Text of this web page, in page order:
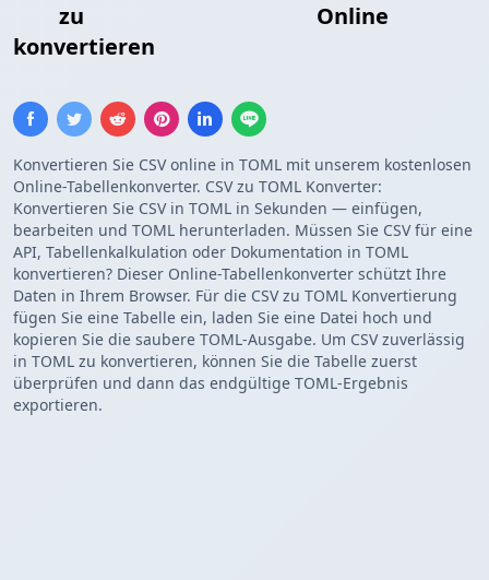
zu
Online
konvertieren
Konvertieren Sie CSV online in TOML mit unserem kostenlosen
Online-Tabellenkonverter. CSV zu TOML Konverter:
Konvertieren Sie CSV in TOML in Sekunden — einfügen,
bearbeiten und TOML herunterladen. Müssen Sie CSV für eine
API, Tabellenkalkulation oder Dokumentation in TOML
konvertieren? Dieser Online-Tabellenkonverter schützt Ihre
Daten in Ihrem Browser. Für die CSV zu TOML Konvertierung
fügen Sie eine Tabelle ein, laden Sie eine Datei hoch und
kopieren Sie die saubere TOML-Ausgabe. Um CSV zuverlässig
in TOML zu konvertieren, können Sie die Tabelle zuerst
überprüfen und dann das endgültige TOML-Ergebnis
exportieren.